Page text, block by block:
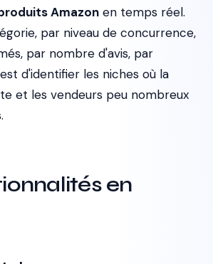
Amazon en temps réel.
par niveau de concurrence,
par nombre d'avis, par
d'identifier les niches où la
et les vendeurs peu nombreux
en